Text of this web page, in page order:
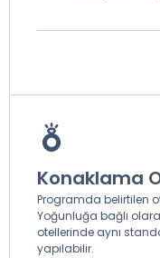
Konaklama
Programda belirtilen
Yoğunluğa bağlı
otellerinde aynı
yapılabilir.